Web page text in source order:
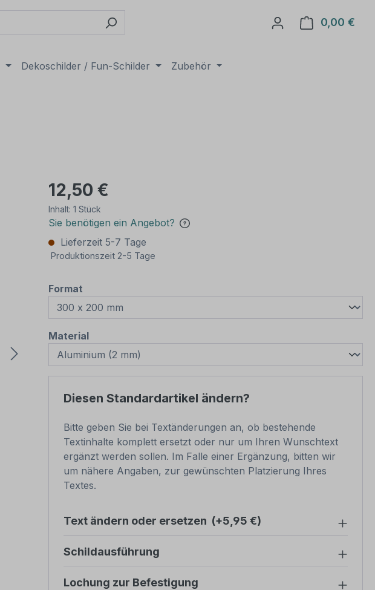
0,00 €
Dekoschilder / Fun-Schilder Zubehör
12,50 €
Inhalt: 1 Stück
Sie benötigen ein Angebot?
Lieferzeit 5-7 Tage
Produktionszeit 2-5 Tage
Format
Materialauswählen
Diesen Standardartikel ändern?
Bitte geben Sie bei Textänderungen an, ob bestehende
Textinhalte komplett ersetzt oder nur um Ihren Wunschtext
ergänzt werden sollen. Im Falle einer Ergänzung, bitten wir
um nähere Angaben, zur gewünschten Platzierung Ihres
Textes.
Text ändern oder ersetzen (+5,95 €)
Schildausführung
Lochung zur Befestigung